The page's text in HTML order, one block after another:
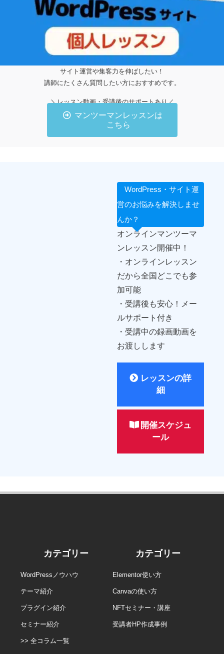
サイト運営や集客力を伸ばしたい！
講師にたくさん質問したい方におすすめです。
＼レッスン動画・受講後のサポートあり／
マンツーマンレッスンは
こちら
WordPress・サイト運
営のお悩みを解決しませ
んか？
オンラインマンツーマ
ンレッスン開催中！
・オンラインレッスン
だから全国どこでも参
加可能
・受講後も安心！メー
ルサポート付き
・受講中の録画動画を
お渡しします
レッスンの詳
細
開催スケジュ
ール
カテゴリー
WordPressノウハウ
テーマ紹介
プラグイン紹介
セミナー紹介
>> 全コラム一覧
カテゴリー
Elementor使い方
Canvaの使い方
NFTセミナー・講座
受講者HP作成事例